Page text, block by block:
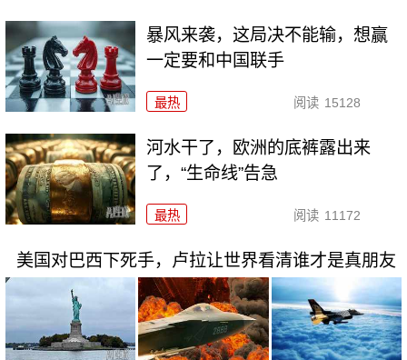
暴风来袭，这局决不能输，想赢
一定要和中国联手
最热 阅读 15128
河水干了，欧洲的底裤露出来
了，“生命线”告急
最热 阅读 11172
美国对巴西下死手，卢拉让世界看清谁才是真朋友